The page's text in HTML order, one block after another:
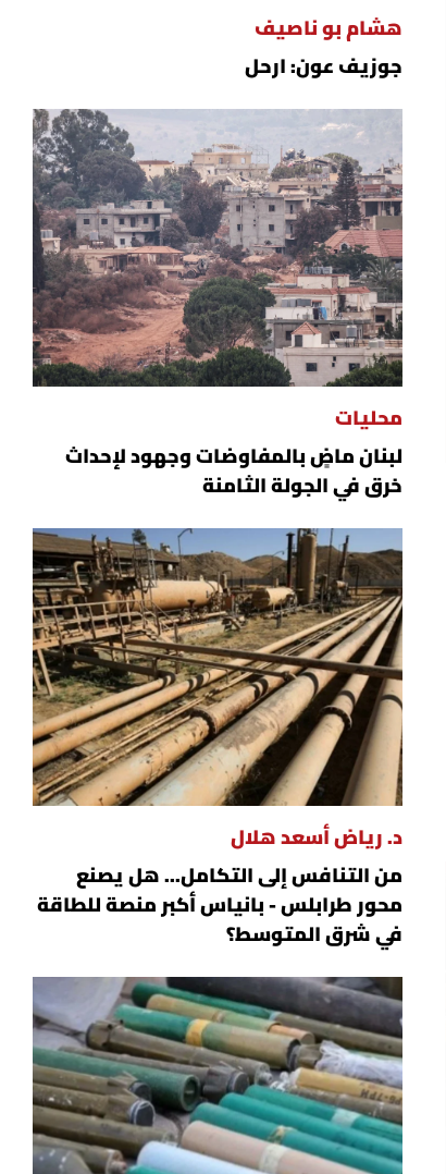
هشام بو ناصيف
جوزيف عون: ارحل
محليات
لبنان ماضٍ بالمفاوضات وجهود لإحداث
خرق في الجولة الثامنة
د. رياض أسعد هلال
من التنافس إلى التكامل... هل يصنع
محور طرابلس - بانياس أكبر منصة للطاقة
في شرق المتوسط؟